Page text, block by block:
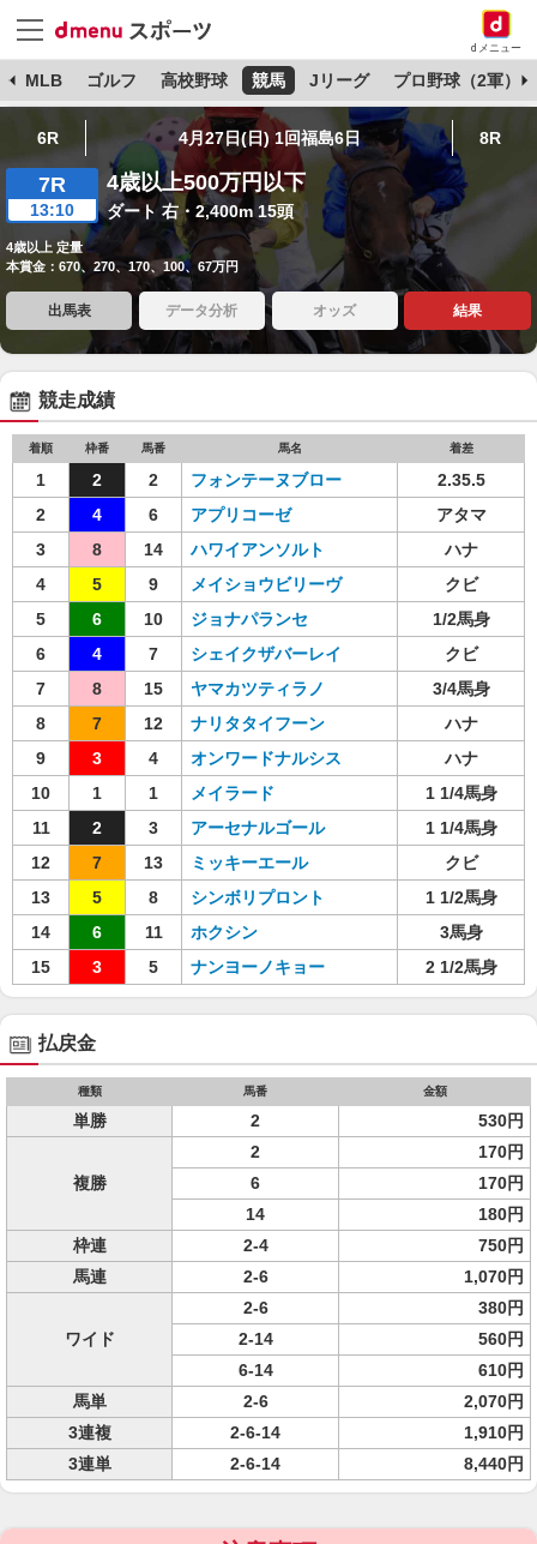
dメニュー
MLB ゴルフ 高校野球 競馬 Jリーグ プロ野球（2軍）
6R 4月27日(日) 1回福島6日 8R
7R
13:10
4歳以上500万円以下
ダート 右・2,400m 15頭
4歳以上 定量
本賞金：670、270、170、100、67万円
出馬表 データ分析 オッズ 結果
競走成績
着順 枠番 馬番 馬名 着差
1 2 2 フォンテーヌブロー
2.35.5
2
4 6 アプリコーゼ
アタマ
3
8 14 ハワイアンソルト
ハナ
4
5 9 メイショウビリーヴ
クビ
5
6 10 ジョナパランセ
1/2馬身
6
4 7 シェイクザバーレイ
クビ
7
8 15 ヤマカツティラノ
3/4馬身
8
7 12 ナリタタイフーン
ハナ
9
3 4 オンワードナルシス
ハナ
10
1 1 メイラード
1 1/4馬身
11
2 3 アーセナルゴール
1 1/4馬身
12
7 13 ミッキーエール
クビ
13
5 8 シンボリプロント
1 1/2馬身
14
6 11 ホクシン
3馬身
15
3 5 ナンヨーノキョー 2 1/2馬身
払戻金
種類 馬番 金額
単勝 2 530円
複勝
2
170円
6
170円
14
180円
枠連
2-4
750円
馬連
2-6 1,070円
ワイド
2-6
380円
2-14
560円
6-14
610円
馬単
2-6
2,070円
3連複
2-6-14
1,910円
3連単
2-6-14 8,440円